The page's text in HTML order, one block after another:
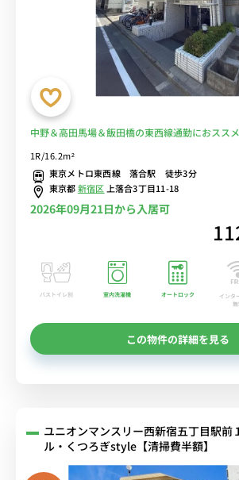
中野＆高田馬場＆飯田橋の東西線通勤におスス
て安心♪オートロック付き&コンビニ至近■選べ
1R/16.2m²
東京メトロ東西線 落合駅 徒歩3分
東京都新宿区上落合3丁目11-18
2026年09月21日から入居可
バストイレ別 室内洗濯機 オートロック
インタ
この物件の詳細を見る
ユニオンマンスリー西新宿五丁目駅前
ル・くつろぎstyle【清掃費半額】